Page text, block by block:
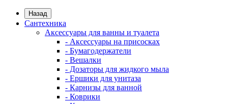
Назад
Сантехника
Аксессуары для ванны и туалета
- Аксессуары на присосках
- Бумагодержатели
- Вешалки
- Дозаторы для жидкого мыла
- Ершики для унитаза
- Карнизы для ванной
- Коврики